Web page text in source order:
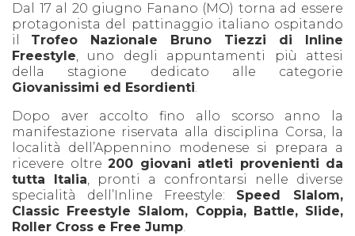
Dal 17 al 20 giugno Fanano (MO) torna ad essere
protagonista del pattinaggio italiano ospitando
il Trofeo Nazionale Bruno Tiezzi di Inline
Freestyle, uno degli appuntamenti più attesi
della stagione dedicato alle categorie
Giovanissimi ed Esordienti.
Dopo aver accolto fino allo scorso anno la
manifestazione riservata alla disciplina Corsa, la
località dell’Appennino modenese si prepara a
ricevere oltre 200 giovani atleti provenienti da
tutta Italia, pronti a confrontarsi nelle diverse
specialità dell’Inline Freestyle: Speed Slalom,
Classic Freestyle Slalom, Coppia, Battle, Slide,
Roller Cross e Free Jump.